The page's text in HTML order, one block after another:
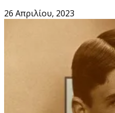
26 Απριλίου, 2023